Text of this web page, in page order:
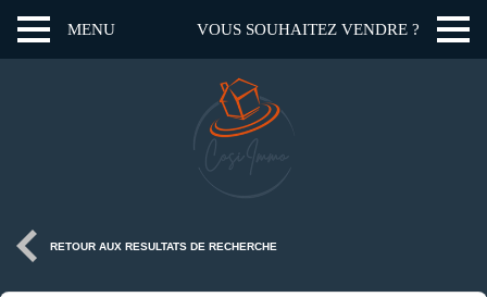
MENU VOUS SOUHAITEZ VENDRE ?
RETOUR AUX RESULTATS DE RECHERCHE